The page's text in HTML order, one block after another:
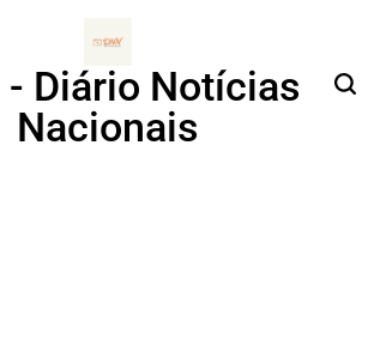
- Diário Notícias
Nacionais